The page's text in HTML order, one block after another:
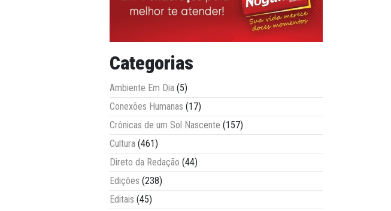
Categorias
Ambiente Em Dia (5)
Conexões Humanas (17)
Crônicas de um Sol Nascente (157)
Cultura (461)
Direto da Redação (44)
Edições (238)
Editais (45)